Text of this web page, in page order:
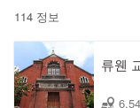
114 정보
류웬